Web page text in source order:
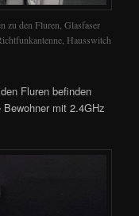
zu den Fluren, Glasfaser
Hausswitch
Fluren befinden
mit 2.4GHz